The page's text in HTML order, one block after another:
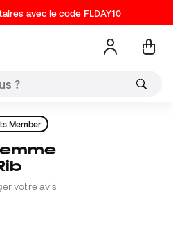
avec le code FLDAY10
Member
votre avis